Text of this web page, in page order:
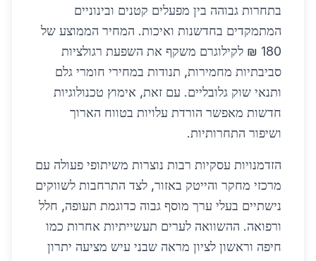
בתחרות גבוהה בין מפעלים קטנים ובינוניים
המתמקדים בחדשנות ואיכות. המחיר הממוצע של
180 ₪ לקילוגרם משקף את השפעת רגולציות
סביבתיות מחמירות, תנודות במחירי חומרי גלם
ותנאי שוק גלובליים. עם זאת, אימוץ טכנולוגיות
חדשות מאפשר הורדת עלויות בטווח הארוך
ושיפור התחרותיות.
הזדמנויות עסקיות רבות נוצרות משיתופי פעולה עם
מרכזי מחקר והייטק באזור, לצד התרחבות לשווקים
נישתיים בעלי ערך מוסף גבוה כדוגמת תעופה, חלל
ורפואה. ההשוואה לערים תעשייתיות אחרות כמו
חיפה וראשון לציון מראה שבני עיש מציעה יתרון